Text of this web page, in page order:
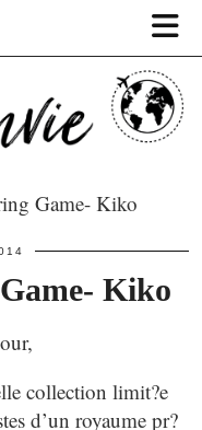
Game- Kiko
Kiko
collection limit?e
d’un royaume pr?